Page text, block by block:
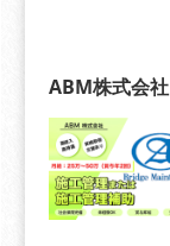
ABM株式会社